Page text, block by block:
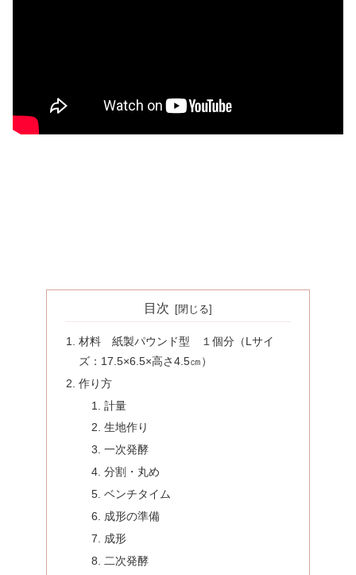
目次
材料 紙製パウンド型 １個分（Lサイ
ズ：17.5×6.5×高さ4.5㎝）
作り方
計量
生地作り
一次発酵
分割・丸め
ベンチタイム
成形の準備
成形
二次発酵